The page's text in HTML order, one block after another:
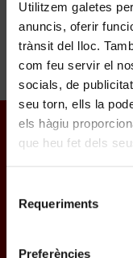
Utilitzem galetes
anuncis, oferir
trànsit del lloc.
com feu servir el
socials, de
seu torn, ells la
els hàgiu
que heu fet dels
Requeriments
Preferències
Somos la
Guardia
la